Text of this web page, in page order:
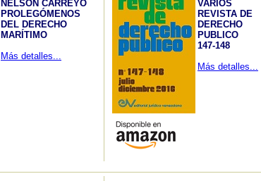
NELSON CARREYÓ
PROLEGÓMENOS
DEL DERECHO
MARÍTIMO
Más detalles...
VARIOS
REVISTA DE
DERECHO
PUBLICO
147-148
Más detalles...